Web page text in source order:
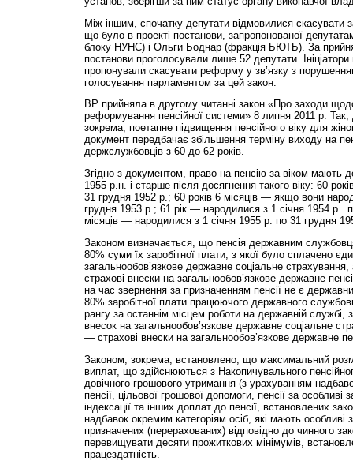
Між іншим, спочатку депутати відмовилися скасувати
що було в проекті постанови, запропонованої
блоку НУНС) і Ольги Боднар (фракція БЮТБ). За
постанови проголосували лише 52 депутати.
пропонували скасувати реформу у зв’язку з
голосування парламентом за цей закон.
ВР прийняла в другому читанні закон «Про заходи
реформування пенсійної системи» 8 липня 2011 р.
зокрема, поетапне підвищення пенсійного віку для
документ передбачає збільшення терміну виходу на
держслужбовців з 60 до 62 років.
Згідно з документом, право на пенсію за віком мають
1955 р.н. і старше після досягнення такого віку: 60
31 грудня 1952 р.; 60 років 6 місяців — якщо вони
грудня 1953 р.; 61 рік — народилися з 1 січня 1954 р .
місяців — народилися з 1 січня 1955 р. по 31 грудня
Законом визначається, що пенсія державним
80% суми їх заробітної плати, з якої було сплачено
загальнообов’язкове державне соціальне
страхові внески на загальнообов’язкове державне
на час звернення за призначенням пенсії не є
80% заробітної плати працюючого державного
рангу за останнім місцем роботи на державній службі,
внесок на загальнообов’язкове державне соціальне
— страхові внески на загальнообов’язкове державне
Законом, зокрема, встановлено, що максимальний
виплат, що здійснюються з Накопичувального
довічного грошового утримання (з урахуванням
пенсії, цільової грошової допомоги, пенсії за особливі
індексації та інших доплат до пенсії, встановлених
надбавок окремим категоріям осіб, які мають
призначених (перерахованих) відповідно до чинного
перевищувати десяти прожиткових мінімумів,
працездатність.